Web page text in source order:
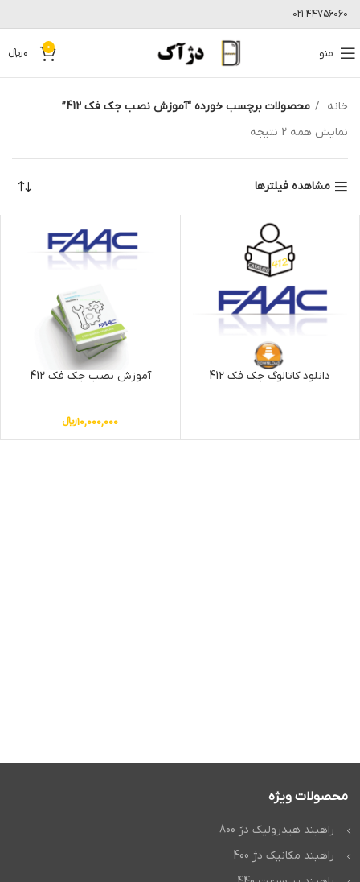
021-44756060
منو 0
0﷼
خانه
محصولات برچسب خورده “آموزش نصب جک فک 412”
نمایش همه 2 نتیجه
مشاهده فیلترها
دانلود کاتالوگ جک فک 412 آموزش نصب جک فک 412
10,000,000﷼
محصولات ویژه
راهبند هیدرولیک دژ 800
راهبند مکانیک دژ 400